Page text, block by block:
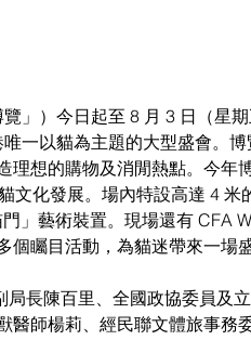
」）今日起至 8 月 3 日（星
一以貓為主題的大型盛會。
想的購物及消閒熱點。今年
文化發展。場內特設高達 4 米
」藝術裝置。現場還有 CFA
矚目活動，為貓迷帶來一場
長陳百里、全國政協委員及
醫師楊莉、經民聯文體旅事務